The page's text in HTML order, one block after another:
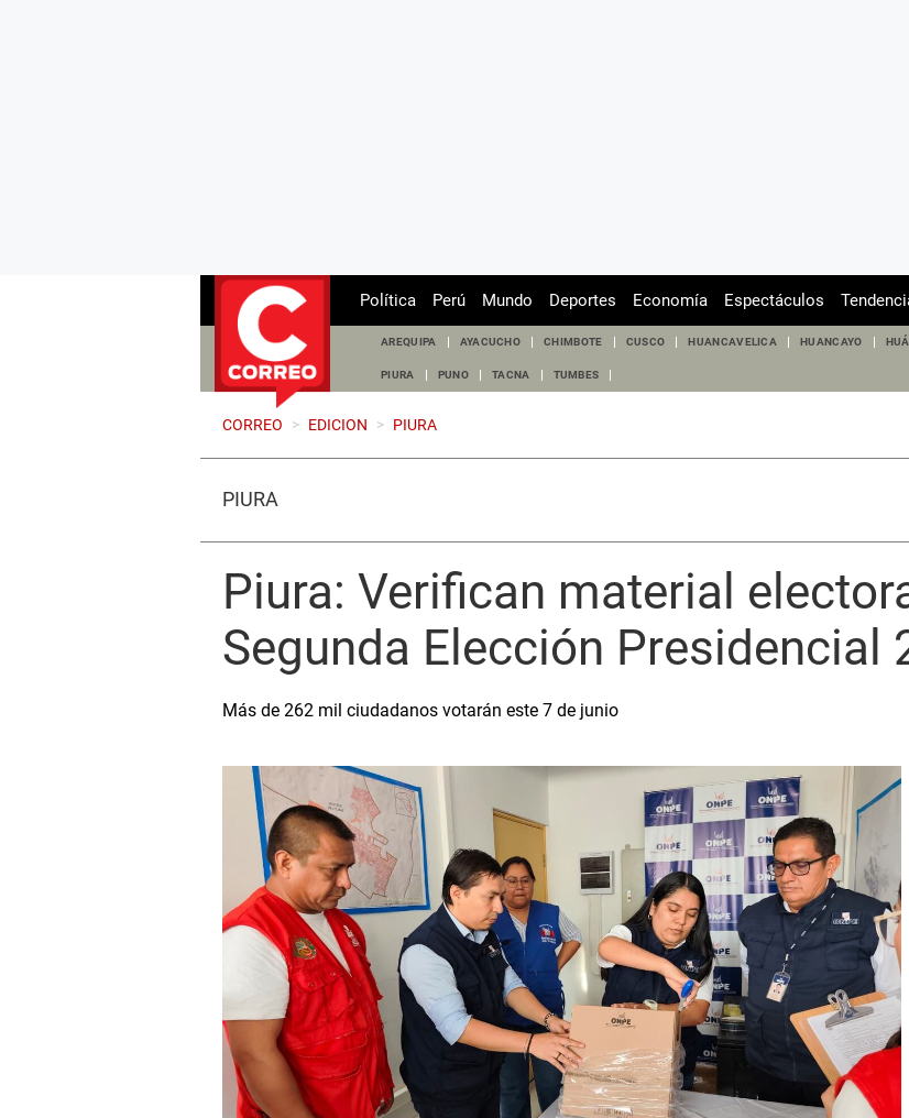
Política Perú Mundo Deportes Economía Espectáculos
AREQUIPA AYACUCHO CHIMBOTE CUSCO HUANCAVELICA HUANCAYO
PIURA PUNO TACNA TUMBES
CORREO > EDICION > PIURA
PIURA
Piura: Verifican material
Segunda Elección Presidencial
Más de 262 mil ciudadanos votarán este 7 de junio